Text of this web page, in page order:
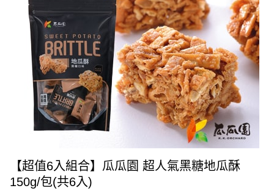
【超值6入組合】瓜瓜園 超人氣黑糖地瓜酥
150g/包(共6入)